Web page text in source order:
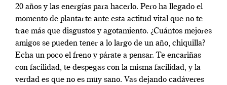
20 años y las energías para hacerlo. Pero ha llegado el
momento de plantarte ante esta actitud vital que no te
trae más que disgustos y agotamiento. ¿Cuántos mejores
amigos se pueden tener a lo largo de un año, chiquilla?
Echa un poco el freno y párate a pensar. Te encariñas
con facilidad, te despegas con la misma facilidad, y la
verdad es que no es muy sano. Vas dejando cadáveres